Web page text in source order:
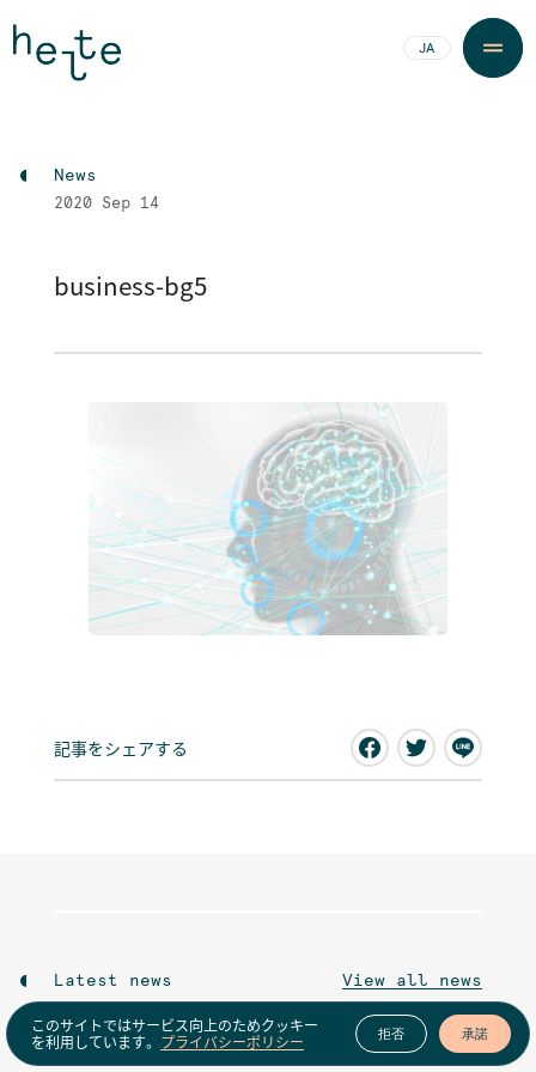
JA
News
2020 Sep 14
business-bg5
記事をシェアする
Latest news View all news
このサイトではサービス向上のためクッキー
を利用しています。 プライバシーポリシー 拒否 承諾